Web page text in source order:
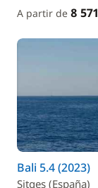
A partir de 8
Bali 5.4 (2023)
Sitges (España)